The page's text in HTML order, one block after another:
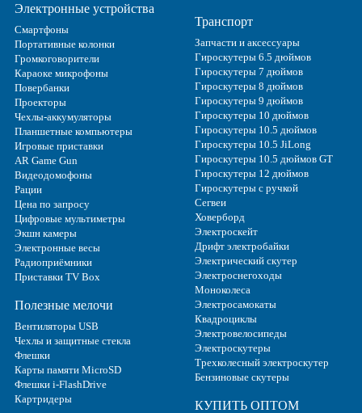
Электронные устройства
Смартфоны
Портативные колонки
Громкоговорители
Караоке микрофоны
Повербанки
Проекторы
Чехлы-аккумуляторы
Планшетные компьютеры
Игровые приставки
AR Game Gun
Видеодомофоны
Рации
Цена по запросу
Цифровые мультиметры
Экшн камеры
Электронные весы
Радиоприёмники
Приставки TV Box
Полезные мелочи
Вентиляторы USB
Чехлы и защитные стекла
Флешки
Карты памяти MicroSD
Флешки i-FlashDrive
Картридеры
Транспорт
Запчасти и аксессуары
Гироскутеры 6.5 дюймов
Гироскутеры 7 дюймов
Гироскутеры 8 дюймов
Гироскутеры 9 дюймов
Гироскутеры 10 дюймов
Гироскутеры 10.5 дюймов
Гироскутеры 10.5 JiLong
Гироскутеры 10.5 дюймов GT
Гироскутеры 12 дюймов
Гироскутеры с ручкой
Сегвеи
Ховерборд
Электроскейт
Дрифт электробайки
Электрический скутер
Электроснегоходы
Моноколеса
Электросамокаты
Квадроциклы
Электровелосипеды
Электроскутеры
Трехколесный электроскутер
Бензиновые скутеры
КУПИТЬ ОПТОМ